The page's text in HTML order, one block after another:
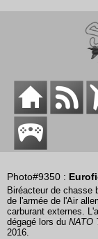
Photo#9350 :
Biréacteur de chasse
de l'armée de l'Air
carburant externes.
dégagé lors du NATO
2016.